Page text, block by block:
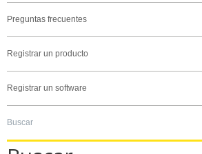
Preguntas frecuentes
Registrar un producto
Registrar un software
Buscar